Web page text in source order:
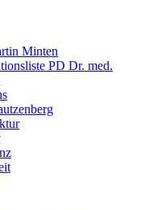
Minten
PD Dr. med.